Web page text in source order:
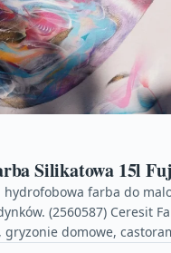
Silikatowa 15l
hydrofobowa farba do
(2560587) Ceresit
domowe,